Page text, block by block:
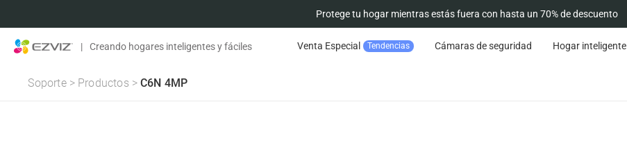
Protege tu hogar mientras estás fuera con hasta un 70% de descuento
| Creando hogares inteligentes y fáciles Venta Especial Tendencias Cámaras de seguridad Hogar inteligente
Soporte > Productos > C6N 4MP